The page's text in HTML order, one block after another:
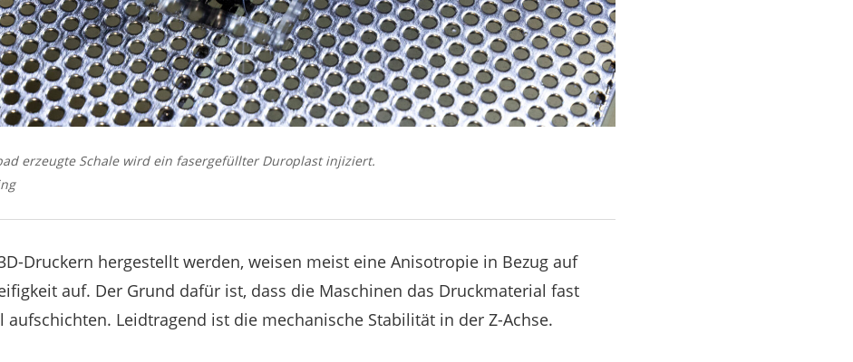
erzeugte Schale wird ein fasergefüllter Duroplast injiziert.
Druckern hergestellt werden, weisen meist eine Anisotropie in Bezug auf
auf. Der Grund dafür ist, dass die Maschinen das Druckmaterial fast
Leidtragend ist die mechanische Stabilität in der Z-Achse.